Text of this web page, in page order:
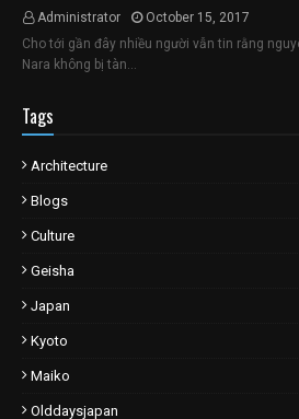
Administrator
October 15, 2017
Cho tới gần đây nhiều người vẫn tin rằng
Nara không bị tàn…
Tags
Architecture
Blogs
Culture
Geisha
Japan
Kyoto
Maiko
Olddaysjapan